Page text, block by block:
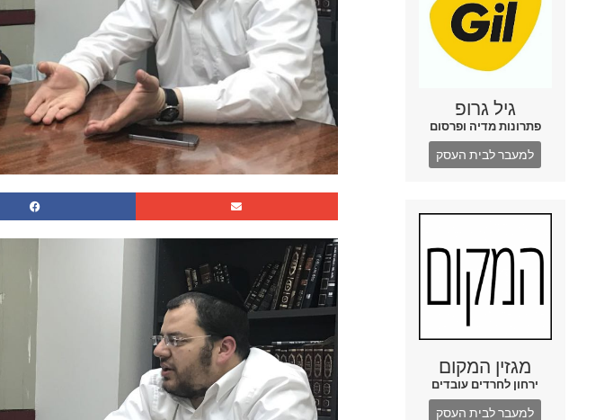
גיל גרופ
פתרונות מדיה ופרסום
למעבר לבית העסק
מגזין המקום
ירחון לחרדים עובדים
למעבר לבית העסק